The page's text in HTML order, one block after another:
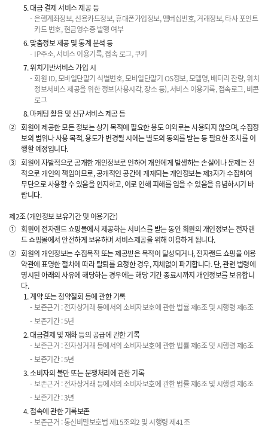
대금 결제 서비스 제공 등
은행계좌정보, 신용카드정보, 휴대폰가입정보, 멤버십번호, 거래정보, 타사 포인트
카드 번호, 현금영수증 발행 여부
맞춤정보 제공 및 통계 분석 등
IP주소, 서비스 이용기록, 접속 로그, 쿠키
위치기반서비스 가입 시
회원 ID, 모바일단말기 식별번호, 모바일단말기 OS정보, 모델명, 배터리 잔량, 위치
정보서비스 제공을 위한 정보(사용시각, 장소 등), 서비스 이용기록, 접속로그, 비콘
로그
마케팅 활용 및 신규서비스 제공 등
② 회원이 제공한 모든 정보는 상기 목적에 필요한 용도 이외로는 사용되지 않으며, 수집정
보의 범위나 사용 목적, 용도가 변경될 시에는 별도의 동의를 받는 등 필요한 조치를 이
행할 예정입니다.
③ 회원이 자발적으로 공개한 개인정보로 인하여 개인에게 발생하는 손실이나 문제는 전
적으로 개인의 책임이므로, 공개적인 공간에 게재되는 개인정보는 제3자가 수집하여
무단으로 사용할 수 있음을 인지하고, 이로 인해 피해를 입을 수 있음을 유념하시기 바
랍니다.
제2조 (개인정보 보유기간 및 이용기간)
① 회원이 전자랜드 쇼핑몰에서 제공하는 서비스를 받는 동안 회원의 개인정보는 전자랜
드 쇼핑몰에서 안전하게 보유하며 서비스제공을 위해 이용하게 됩니다.
② 회원의 개인정보는 수집목적 또는 제공받은 목적이 달성되거나, 전자랜드 쇼핑몰 이용
약관에 표명한 절차에 따라 탈퇴를 요청한 경우, 지체없이 파기합니다. 단, 관련 법령에
명시된 아래의 사유에 해당하는 경우에는 해당 기간 종료시까지 개인정보를 보유합니
다.
계약 또는 청약철회 등에 관한 기록
보존근거 : 전자상거래 등에서의 소비자보호에 관한 법률 제6조 및 시행령 제6조
보존기간 : 5년
대금결제 및 재화 등의 공급에 관한 기록
보존근거 : 전자상거래 등에서의 소비자보호에 관한 법률 제6조 및 시행령 제6조
보존기간 : 5년
소비자의 불만 또는 분쟁처리에 관한 기록
보존근거 : 전자상거래 등에서의 소비자보호에 관한 법률 제6조 및 시행령 제6조
보존기간 : 3년
접속에 관한 기록보존
보존근거 : 통신비밀보호법 제15조의2 및 시행령 제41조